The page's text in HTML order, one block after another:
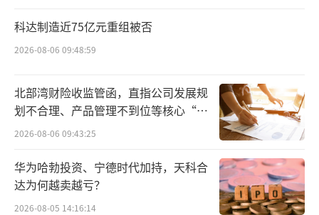
出对PTCL一个亚型AITL有较好的疗效。可惜的
是，PTCL有30多个亚型，西达本胺对其他亚型
即便如此，西达本胺已经是目前指南推荐
级别最高的治疗方案。过去这十年里，全球再
也没有企业取得过治疗突破，r/r PTCL的客观缓
解率（ORR）一直没有超过30%。有效的临床
治疗药物极度匮乏，从一件事情就能看出。CS
科达制造近75亿元重组被否
2026-08-06 09:48:59
北部湾财险收监管函，直指公司发展规
划不合理、产品管理不到位等核心“痛
点”
2026-08-06 09:43:25
华为哈勃投资、宁德时代加持，天科合
达为何越卖越亏？
2026-08-05 14:16:14